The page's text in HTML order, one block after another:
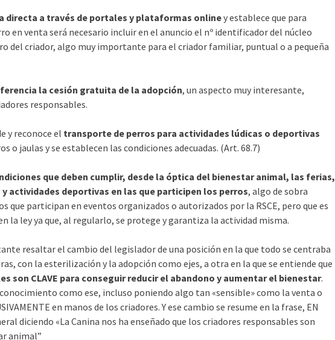
directa a través de portales y plataformas onliney establece que para
en venta será necesario incluir en el anuncio el nº identificador del núcleo
del criador, algo muy importante para el criador familiar, puntual o a pequeña
la cesión gratuita de la adopción, un aspecto muy interesante,
responsables.
y reconoce el transporte de perros para actividades lúdicas o deportivas
o jaulas y se establecen las condiciones adecuadas. (Art. 68.7)
que deben cumplir, desde la óptica del bienestar animal, las ferias,
actividades deportivas en las que participen los perros, algo de sobra
que participan en eventos organizados o autorizados por la RSCE, pero que es
la ley ya que, al regularlo, se protege y garantiza la actividad misma.
resaltar el cambio del legislador de una posición en la que todo se centraba
con la esterilización y la adopción como ejes, a otra en la que se entiende que
son CLAVE para conseguir reducir el abandono y aumentar el bienestar.
como ese, incluso poniendo algo tan «sensible» como la venta o
en manos de los criadores. Y ese cambio se resume en la frase, EN
diciendo «La Canina nos ha enseñado que los criadores responsables son
animal”